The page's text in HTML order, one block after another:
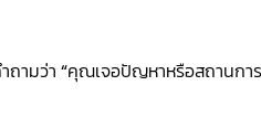
ถามว่า “คุณเจอปัญหาหรือสถานกา